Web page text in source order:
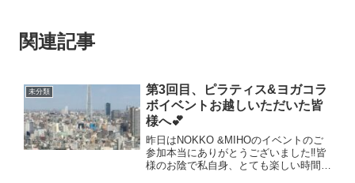
関連記事
未分類
第3回目、ピラティス&ヨガコラ
ボイベントお越しいただいた皆
様へ💕
昨日はNOKKO &MIHOのイベントのご
参加本当にありがとうございました‼︎皆
様のお陰で私自身、とても楽しい時間を